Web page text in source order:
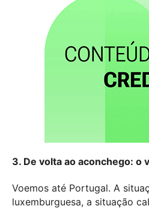
3. De volta ao aconchego: o
Voemos até Portugal. A
luxemburguesa, a situação